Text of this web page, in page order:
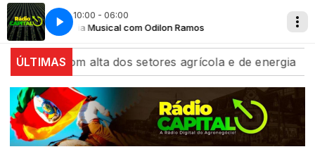
10:00 - 06:00
Tertúlia Musical com Odilon Ramos Tertúlia
ÚLTIMAS
alta dos setores agrícola e de energia Algodão/